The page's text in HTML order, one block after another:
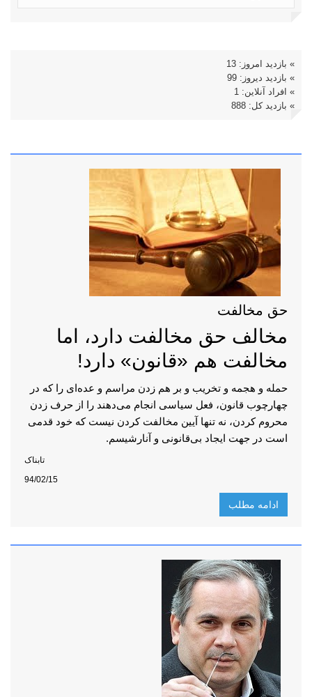
» بازدید امروز: 13
» بازدید دیروز: 99
» افراد آنلاین: 1
» بازدید کل: 888
حق مخالفت
مخالف حق مخالفت دارد، اما
مخالفت هم «قانون» دارد!
حمله و هجمه و تخریب و بر هم زدن مراسم و عده‌ای را که در
چهارچوب قانون، فعل سیاسی انجام می‌دهند را از حرف زدن
محروم کردن، نه تنها آیین مخالفت کردن نیست که خود قدمی
است در جهت ایجاد بی‌قانونی و آنارشیسم.
تابناک
94/02/15
ادامه مطلب